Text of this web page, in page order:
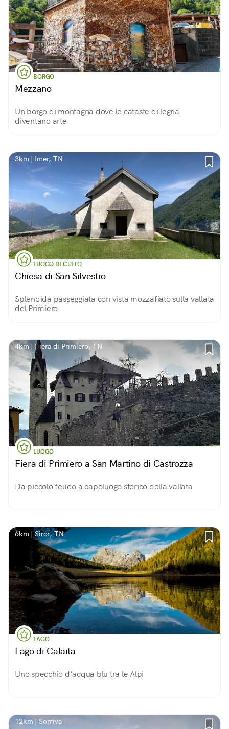
BORGO
Mezzano
Un borgo di montagna dove le cataste di legna
diventano arte
3km | Imer, TN
LUOGO DI CULTO
Chiesa di San Silvestro
Splendida passeggiata con vista mozzafiato sulla vallata
del Primiero
4km | Fiera di Primiero, TN
LUOGO
Fiera di Primiero a San Martino di Castrozza
Da piccolo feudo a capoluogo storico della vallata
6km | Siror, TN
LAGO
Lago di Calaita
Uno specchio d’acqua blu tra le Alpi
12km | Sorriva